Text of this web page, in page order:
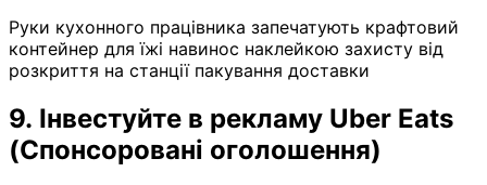
Руки кухонного працівника запечатують крафтовий
контейнер для їжі навинос наклейкою захисту від
розкриття на станції пакування доставки
9. Інвестуйте в рекламу Uber Eats
(Спонсоровані оголошення)